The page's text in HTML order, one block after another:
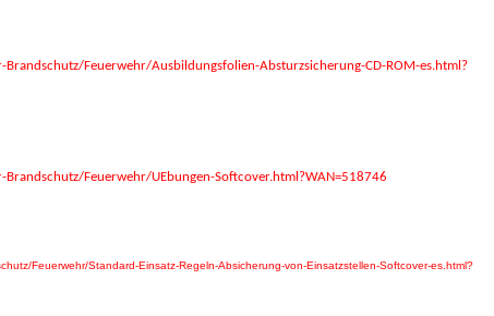
Feuerwehr/Ausbildungsfolien-Absturzsicherung-CD-ROM-es.html?
Feuerwehr/UEbungen-Softcover.html?WAN=518746
Feuerwehr/Standard-Einsatz-Regeln-Absicherung-von-Einsatzstellen-Softcover-es.html?